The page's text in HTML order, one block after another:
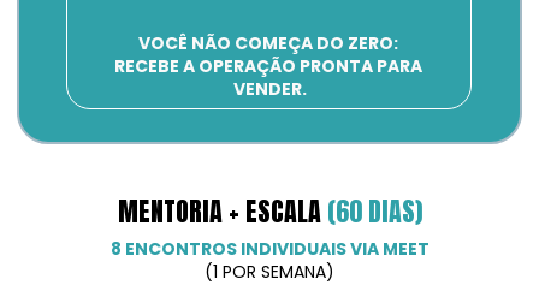
MENTORIA + ESCALA (60 DIAS)
8 ENCONTROS INDIVIDUAIS VIA MEET
(1 POR SEMANA)
VOCÊ NÃO COMEÇA DO ZERO:
RECEBE A OPERAÇÃO PRONTA PARA
VENDER.